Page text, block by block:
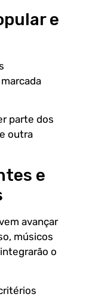
e
parte dos
outra
e
avançar
músicos
o